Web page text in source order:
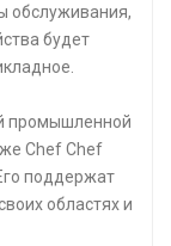
обслуживания,
будет
промышленной
Chef Chef
поддержат
областях и